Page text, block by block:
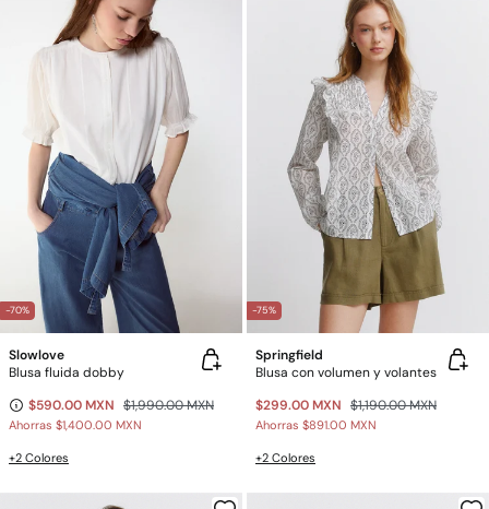
-70%
Slowlove
Blusa fluida dobby
$590.00 MXN $1,990.00 MXN
Ahorras $1,400.00 MXN
+2 Colores
-75%
Springfield
Blusa con volumen y volantes
$299.00 MXN $1,190.00 MXN
Ahorras $891.00 MXN
+2 Colores